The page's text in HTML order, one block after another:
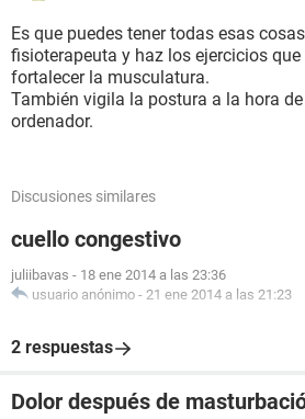
Es que puedes tener todas esas
fisioterapeuta y haz los ejercicios
fortalecer la musculatura.
También vigila la postura a la hora
ordenador.
Discusiones similares
cuello congestivo
juliibavas - 18 ene 2014 a las 23:36
usuario anónimo - 21 ene 2014 a las 21:23
2 respuestas
Dolor después de